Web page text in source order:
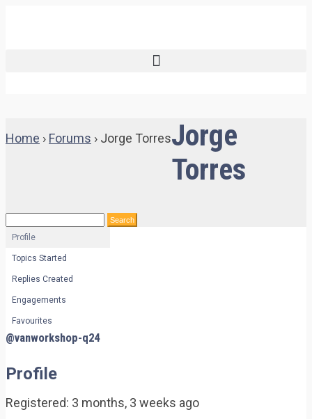
Home › Forums › Jorge TorresJorge
Torres
Profile
Topics Started
Replies Created
Engagements
Favourites
@vanworkshop-q24
Profile
Registered: 3 months, 3 weeks ago